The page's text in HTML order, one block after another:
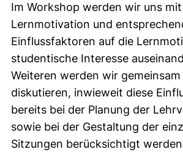
Im Workshop werden wir uns
Lernmotivation und
Einflussfaktoren auf die
studentische Interesse
Weiteren werden wir
diskutieren, inwieweit diese
bereits bei der Planung der
sowie bei der Gestaltung der
Sitzungen berücksichtigt